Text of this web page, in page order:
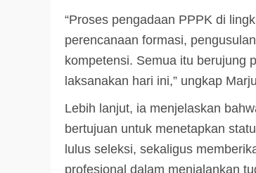
“Proses pengadaan PPPK di
perencanaan formasi,
kompetensi. Semua itu berujung
laksanakan hari ini,” ungkap
Lebih lanjut, ia menjelaskan
bertujuan untuk menetapkan
lulus seleksi, sekaligus
profesional dalam menjalankan